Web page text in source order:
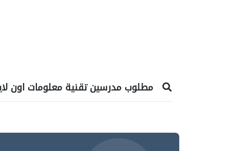
مطلوب مدرسين تقنية معلومات اون